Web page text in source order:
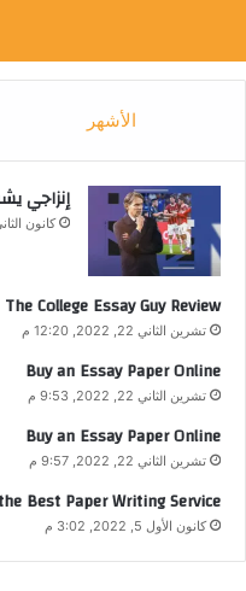
الأشهر
إنزاجي
كانون الثاني 6, 2025,
The College Essay Guy Review
تشرين الثاني 22, 2022, 12:20 م
Buy an Essay Paper Online
تشرين الثاني 22, 2022, 9:53 م
Buy an Essay Paper Online
تشرين الثاني 22, 2022, 9:57 م
Best Paper Writing Service
كانون الأول 5, 2022, 3:02 م